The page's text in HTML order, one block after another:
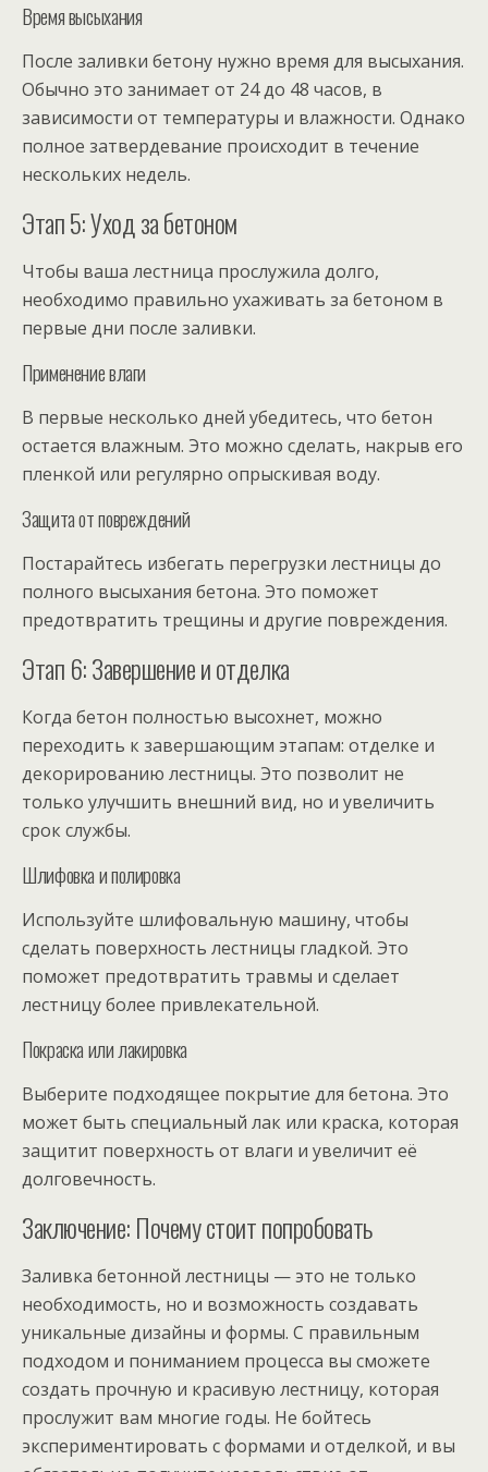
Время высыхания
После заливки бетону нужно время для высыхания.
Обычно это занимает от 24 до 48 часов, в
зависимости от температуры и влажности. Однако
полное затвердевание происходит в течение
нескольких недель.
Этап 5: Уход за бетоном
Чтобы ваша лестница прослужила долго,
необходимо правильно ухаживать за бетоном в
первые дни после заливки.
Применение влаги
В первые несколько дней убедитесь, что бетон
остается влажным. Это можно сделать, накрыв его
пленкой или регулярно опрыскивая воду.
Защита от повреждений
Постарайтесь избегать перегрузки лестницы до
полного высыхания бетона. Это поможет
предотвратить трещины и другие повреждения.
Этап 6: Завершение и отделка
Когда бетон полностью высохнет, можно
переходить к завершающим этапам: отделке и
декорированию лестницы. Это позволит не
только улучшить внешний вид, но и увеличить
срок службы.
Шлифовка и полировка
Используйте шлифовальную машину, чтобы
сделать поверхность лестницы гладкой. Это
поможет предотвратить травмы и сделает
лестницу более привлекательной.
Покраска или лакировка
Выберите подходящее покрытие для бетона. Это
может быть специальный лак или краска, которая
защитит поверхность от влаги и увеличит её
долговечность.
Заключение: Почему стоит попробовать
Заливка бетонной лестницы — это не только
необходимость, но и возможность создавать
уникальные дизайны и формы. С правильным
подходом и пониманием процесса вы сможете
создать прочную и красивую лестницу, которая
прослужит вам многие годы. Не бойтесь
экспериментировать с формами и отделкой, и вы